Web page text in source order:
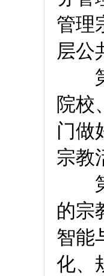
管理
层公
第
院校
门做
宗教
第
的宗
智能
化、